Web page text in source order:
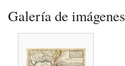
Galería de imágenes